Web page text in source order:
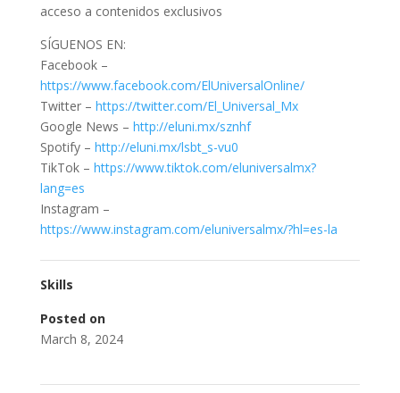
acceso a contenidos exclusivos
SÍGUENOS EN:
Facebook –
https://www.facebook.com/ElUniversalOnline/
Twitter – https://twitter.com/El_Universal_Mx
Google News – http://eluni.mx/sznhf
Spotify – http://eluni.mx/lsbt_s-vu0
TikTok – https://www.tiktok.com/eluniversalmx?
lang=es
Instagram –
https://www.instagram.com/eluniversalmx/?hl=es-la
Skills
Posted on
March 8, 2024